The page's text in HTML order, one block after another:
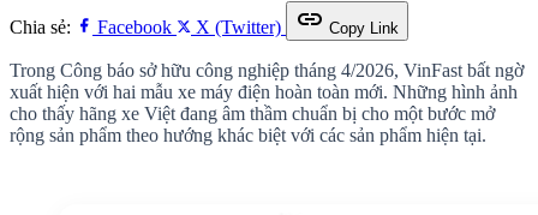
Chia sẻ: Facebook X (Twitter) link Copy Link
Trong Công báo sở hữu công nghiệp tháng 4/2026, VinFast bất ngờ
xuất hiện với hai mẫu xe máy điện hoàn toàn mới. Những hình ảnh
cho thấy hãng xe Việt đang âm thầm chuẩn bị cho một bước mở
rộng sản phẩm theo hướng khác biệt với các sản phẩm hiện tại.